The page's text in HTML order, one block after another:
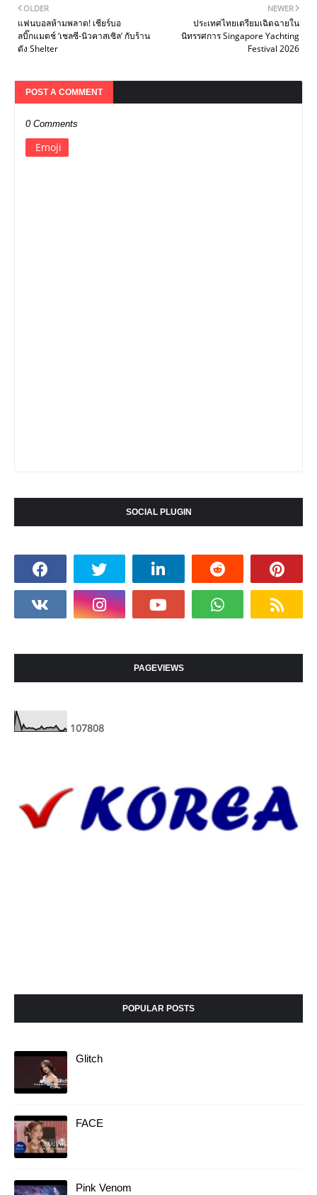
NEWER
ประเทศไทยเตรียมเฉิดฉายใน
นิทรรศการ Singapore Yachting
Festival 2026
OLDER
แฟนบอลห้ามพลาด! เชียร์บอ
ลบิ๊กแมตช์ ‘เชลซี-นิวคาสเซิล’ กับร้าน
ดัง Shelter
POST A COMMENT
0 Comments
Emoji
SOCIAL PLUGIN
PAGEVIEWS
107808
POPULAR POSTS
Glitch
FACE
Pink Venom